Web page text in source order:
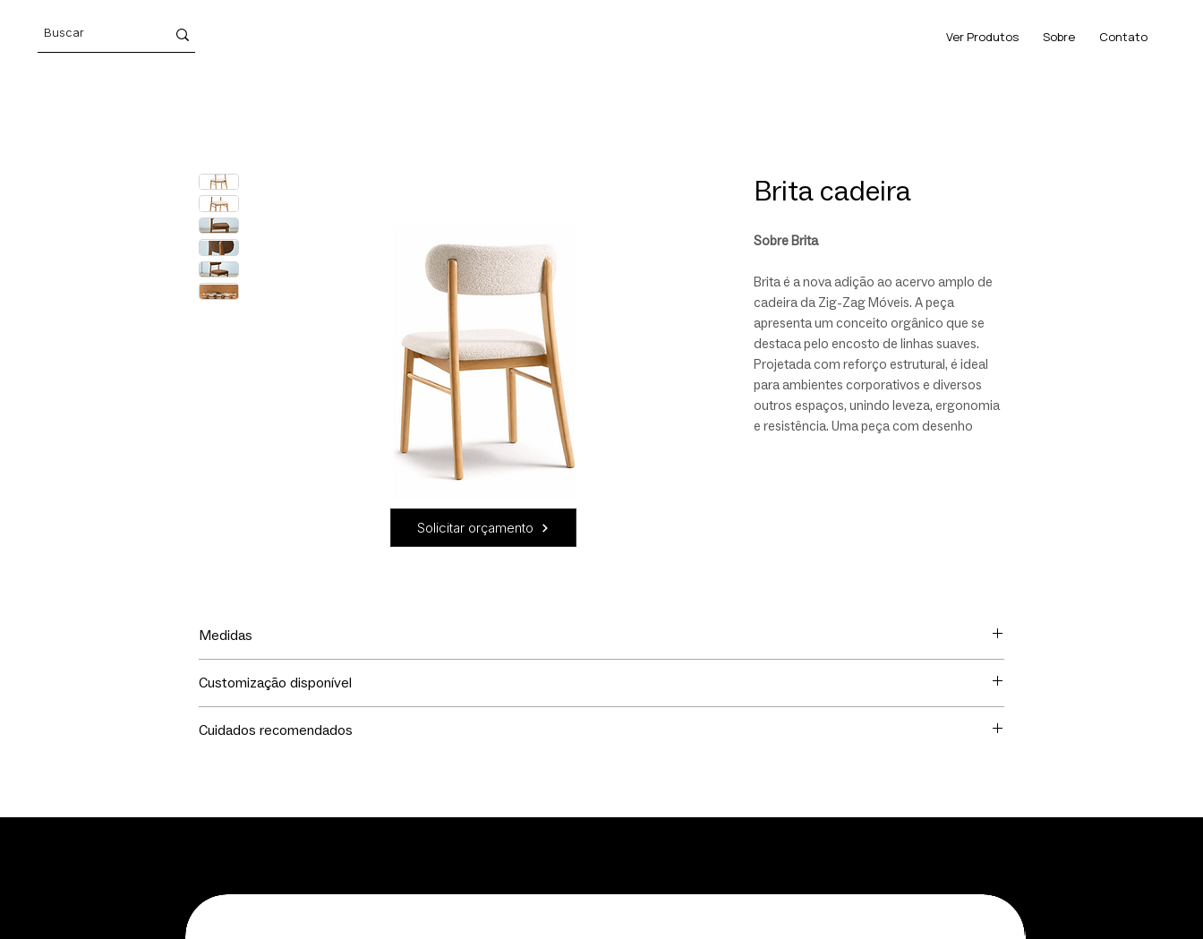
Ver Produtos Sobre Contato
Brita cadeira
Sobre Brita
Brita é a nova adição ao acervo amplo de
cadeira da Zig-Zag Móveis. A peça
apresenta um conceito orgânico que se
destaca pelo encosto de linhas suaves.
Projetada com reforço estrutural, é ideal
para ambientes corporativos e diversos
outros espaços, unindo leveza, ergonomia
e resistência. Uma peça com desenho
Medidas
49x56x80cm
Customização disponível
Cuidados recomendados
6. Não mantenha embalado.
Solicitar orçamento